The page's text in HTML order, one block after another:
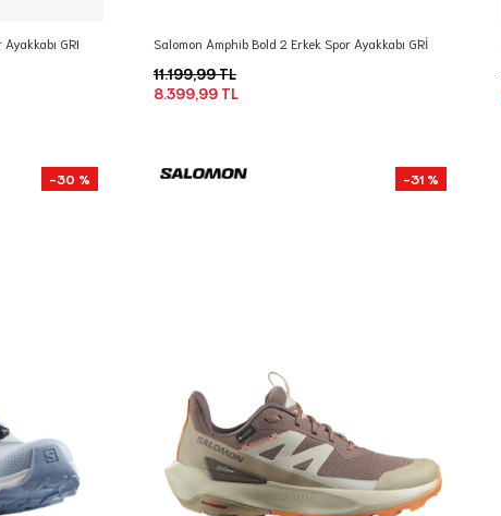
GRI Salomon Amphib Bold 2 Erkek Spor Ayakkabı GRİ
8.399,99 TL
11.199,99 TL
-30 % -31 %